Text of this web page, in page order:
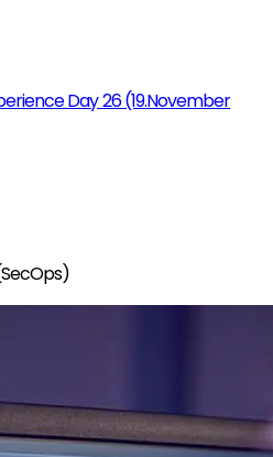
Day 26 (19.November